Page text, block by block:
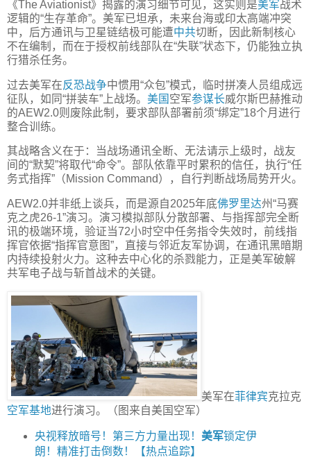
《The Aviationist》揭露的演习细节可见，这实则是美军战术
逻辑的“生存革命”。美军已坦承，未来台海或印太高端冲突
中，后方通讯与卫星链结极可能遭中共切断，因此新制核心
不在编制，而在于授权前线部队在“失联”状态下，仍能独立执
行猎杀任务。
过去美军在反恐战争中惯用“众包”模式，临时拼凑人员组成远
征队，如同“拼装车”上战场。 美国 空军参谋长威尔斯巴赫推动
的AEW2.0则废除此制，要求部队部署前须“绑定”18个月进行
整合训练。
其战略含义在于：当战场通讯全断、无法请示上级时，战友
间的“默契”将取代“命令”。部队依靠平时累积的信任，执行“任
务式指挥”（Mission Command），自行判断战场局势开火。
AEW2.0并非纸上谈兵，而是源自2025年底佛罗里达州“马赛
克之虎26-1”演习。演习模拟部队分散部署、与指挥部完全断
讯的极端环境，验证当72小时空中任务指令失效时，前线指
挥官依据“指挥官意图”，直接与邻近友军协调，在通讯黑暗期
内持续投射火力。这种去中心化的杀戮能力，正是美军破解
共军电子战与斩首战术的关键。
美军在菲律宾克拉克
空军基地进行演习。（图来自美国空军）
央视释放暗号！第三方力量出现！ 美军锁定伊
朗！精准打击倒数！【热点追踪】